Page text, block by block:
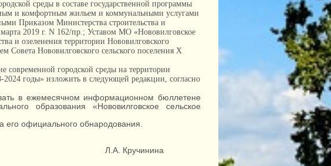
среды в составе государственной программы
и комфортным жильем и коммунальными услугами
Приказом Министерства строительства и
2019 г. N 162/пр.; Уставом МО «Нововилговское
и озеленения территории Нововилговского
Совета Нововилговского сельского поселения X
городской среды на территории
2024 годы» изложить в следующей редакции, согласно
в ежемесячном информационном бюллетене
образования «Нововилговское сельское
официального обнародования.
Л.А. Кручинина